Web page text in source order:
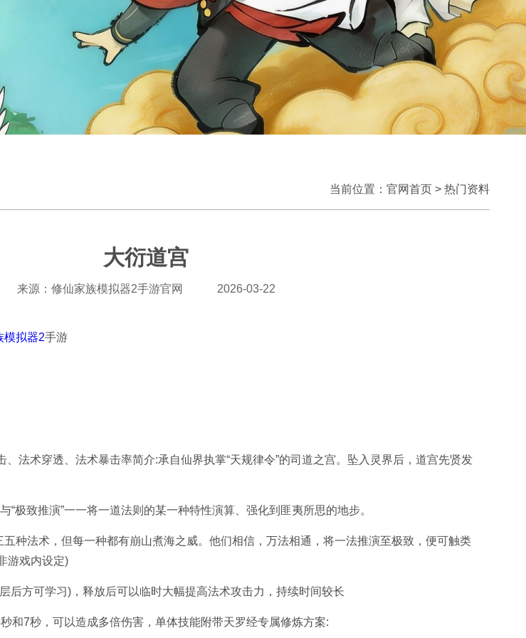
当前位置： 官网首页 > 热门资料
大衍道宫
来源：修仙家族模拟器2手游官网 2026-03-22
模拟器2手游
法术穿透、法术暴击率简介:承自仙界执掌“天规律令”的司道之宫。坠入灵界后，道宫先贤发
“极致推演”一一将一道法则的某一种特性演算、强化到匪夷所思的地步。
种法术，但每一种都有崩山煮海之威。他们相信，万法相通，将一法推演至极致，便可触类
游戏内设定)
后方可学习)，释放后可以临时大幅提高法术攻击力，持续时间较长
和7秒，可以造成多倍伤害，单体技能附带天罗经专属修炼方案: